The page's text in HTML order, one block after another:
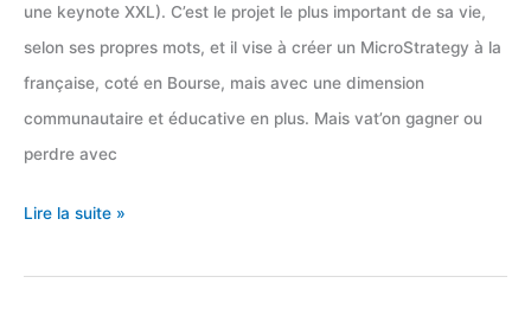
une keynote XXL). C’est le projet le plus important de sa vie,
selon ses propres mots, et il vise à créer un MicroStrategy à la
française, coté en Bourse, mais avec une dimension
communautaire et éducative en plus. Mais vat’on gagner ou
perdre avec
Mon
cash
Lire la suite »